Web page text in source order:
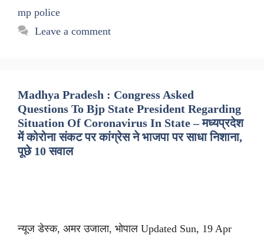
mp police
Leave a comment
Madhya Pradesh : Congress Asked
Questions To Bjp State President Regarding
Situation Of Coronavirus In State – मध्यप्रदेश
में कोरोना संकट पर कांग्रेस ने भाजपा पर साधा निशाना,
पूछे 10 सवाल
न्यूज डेस्क, अमर उजाला, भोपाल Updated Sun, 19 Apr